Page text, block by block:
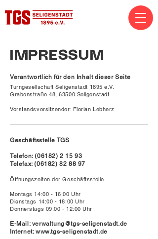
IMPRESSUM
Verantwortlich für den Inhalt dieser Seite
Turngesellschaft Seligenstadt 1895 e.V.
Grabenstraße 48, 63500 Seligenstadt
Vorstandsvorsitzender: Florian Lebherz
Geschäftsstelle TGS
Telefon:(06182) 2 15 93
Telefax:(06182) 82 88 97
Öffnungszeiten der Geschäftsstelle
Montags 14:00 - 16:00 Uhr
Dienstags 14:00 - 18:00 Uhr
Donnerstags 09:00 - 12:00 Uhr
E-Mail: verwaltung@tgs-seligenstadt.de
Internet: www.tgs-seligenstadt.de